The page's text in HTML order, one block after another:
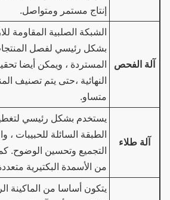
إنتاج مستمر ومتواصل.
آلة الفحص
الشبكة الصلبية المقاومة
بشكل رئيسي لفصل المنتجات
المستردة ، ويمكن أيضا
النهائية ،حتى يتم تصنيف
متساو.
آلة طلاء
يستخدم بشكل رئيسي
الطبقة السائلة للحبيبات ،
التجميع وتحسين الوضوح.
من الأسمدة البكتيرية
يتكون أساسا من الماكينة